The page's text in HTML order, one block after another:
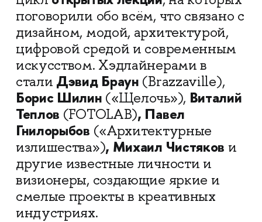
поговорили обо всём, что связано с
дизайном, модой, архитектурой,
цифровой средой и современным
искусством. Хэдлайнерами в
стали Дэвид Браун (Brazzaville),
Борис Шилин («Щелочь»), Виталий
Теплов (FOTOLAB), Павел
Гнилорыбов («Архитектурные
излишества»), Михаил Чистяков и
другие известные личности и
визионеры, создающие яркие и
смелые проекты в креативных
индустриях.